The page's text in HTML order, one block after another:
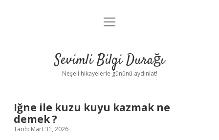
Anasayfa
Yasal Uyarı
menüyü
Sevimli Bilgi Durağı
Neşeli hikayelerle gününü aydınlat!
Iğne ile kuzu kuyu kazmak ne
demek ?
Tarih: Mart 31, 2026